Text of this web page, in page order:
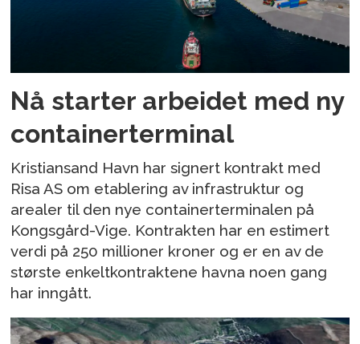
Nå starter arbeidet med ny
containerterminal
Kristiansand Havn har signert kontrakt med
Risa AS om etablering av infrastruktur og
arealer til den nye containerterminalen på
Kongsgård-Vige. Kontrakten har en estimert
verdi på 250 millioner kroner og er en av de
største enkeltkontraktene havna noen gang
har inngått.